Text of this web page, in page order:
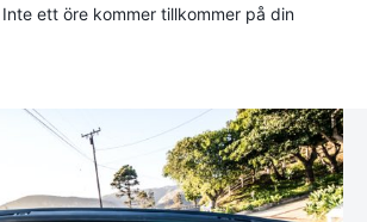
ett öre kommer tillkommer på din